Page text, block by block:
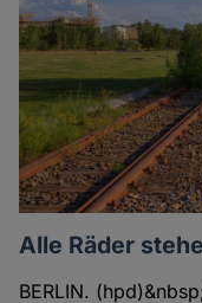
Alle Räder
BERLIN.